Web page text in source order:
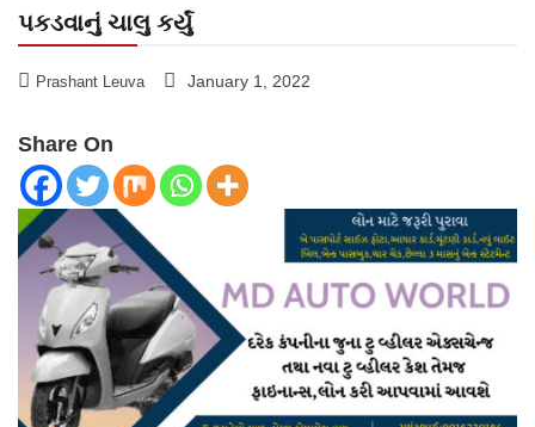
પકડવાનું ચાલુ કર્યું
Prashant Leuva January 1, 2022
Share On